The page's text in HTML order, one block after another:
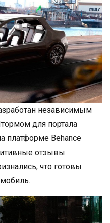
независимым
для портала
платформе Behance
отзывы
что готовы